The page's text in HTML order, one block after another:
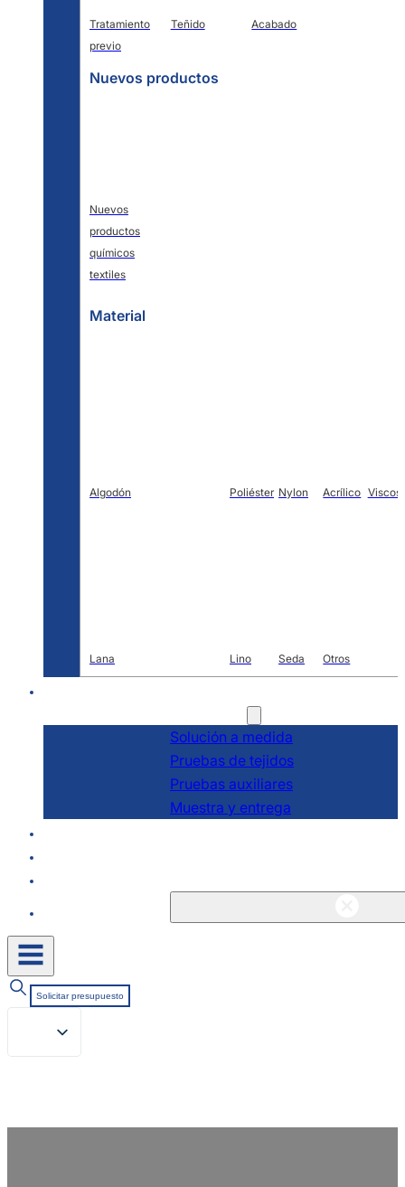
Tratamiento
previo
Teñido Acabado
Nuevos productos
Nuevos
productos
químicos
textiles
Material
Algodón Poliéster Nylon Acrílico
Lana Lino Seda Otros
Solución a medida
Pruebas de tejidos
Pruebas auxiliares
Muestra y entrega
Solicitar presupuesto